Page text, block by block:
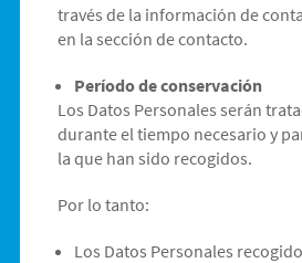
través de la información de
en la sección de contacto.
Período de conservación
Los Datos Personales serán
durante el tiempo necesario y
la que han sido recogidos.
Por lo tanto:
Los Datos Personales